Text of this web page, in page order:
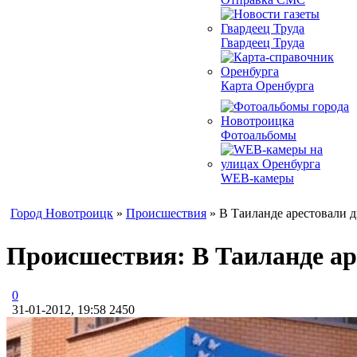
Гвардеец Труда
Карта Оренбурга
Фотоальбомы
WEB-камеры
Город Новотроицк » Происшествия » В Таиланде арестовали
Происшествия: В Таиланде
0
31-01-2012, 19:58 2450